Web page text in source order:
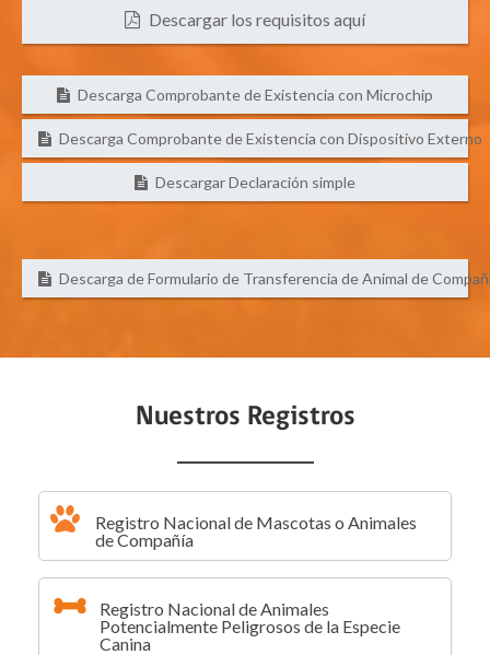
Descargar los requisitos aquí
Descarga Comprobante de Existencia con Microchip
Descarga Comprobante de Existencia con Dispositivo Externo
Descargar Declaración simple
Descarga de Formulario de Transferencia de Animal de
Nuestros Registros
Registro Nacional de Mascotas o Animales
de Compañía
Registro Nacional de Animales
Potencialmente Peligrosos de la Especie
Canina